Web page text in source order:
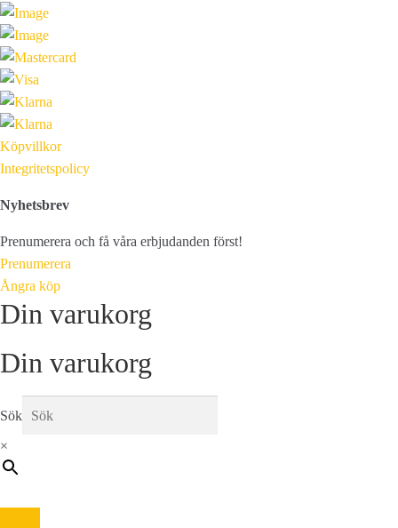
Köpvillkor
Integritetspolicy
Nyhetsbrev
Prenumerera och få våra erbjudanden först!
Prenumerera
Ångra köp
Din varukorg
Din varukorg
Sök
×